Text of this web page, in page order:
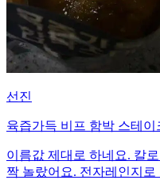
선진
육즙가득 비프 함박 스테이
이름값 제대로 하네요. 칼
짝 놀랐어요. 전자레인지